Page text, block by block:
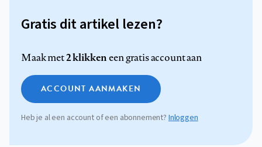
Gratis dit artikel lezen?
Maak met2 klikkeneen gratis account aan
ACCOUNT AANMAKEN
Heb je al een account of een abonnement? Inloggen